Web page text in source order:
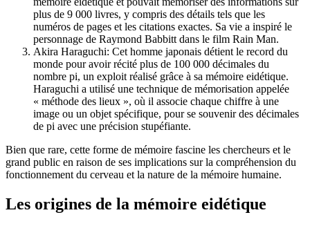
plus de 9 000 livres, y compris des détails tels que les
numéros de pages et les citations exactes. Sa vie a inspiré le
personnage de Raymond Babbitt dans le film Rain Man.
Akira Haraguchi: Cet homme japonais détient le record du
monde pour avoir récité plus de 100 000 décimales du
nombre pi, un exploit réalisé grâce à sa mémoire eidétique.
Haraguchi a utilisé une technique de mémorisation appelée
« méthode des lieux », où il associe chaque chiffre à une
image ou un objet spécifique, pour se souvenir des décimales
de pi avec une précision stupéfiante.
Bien que rare, cette forme de mémoire fascine les chercheurs et le
grand public en raison de ses implications sur la compréhension du
fonctionnement du cerveau et la nature de la mémoire humaine.
Les origines de la mémoire eidétique